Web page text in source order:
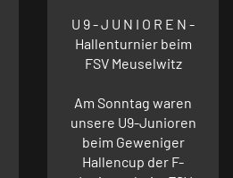
U 9 - J U N I O R E N -
Hallenturnier beim
FSV Meuselwitz
Am Sonntag waren
unsere U9-Junioren
beim Geweniger
Hallencup der F-